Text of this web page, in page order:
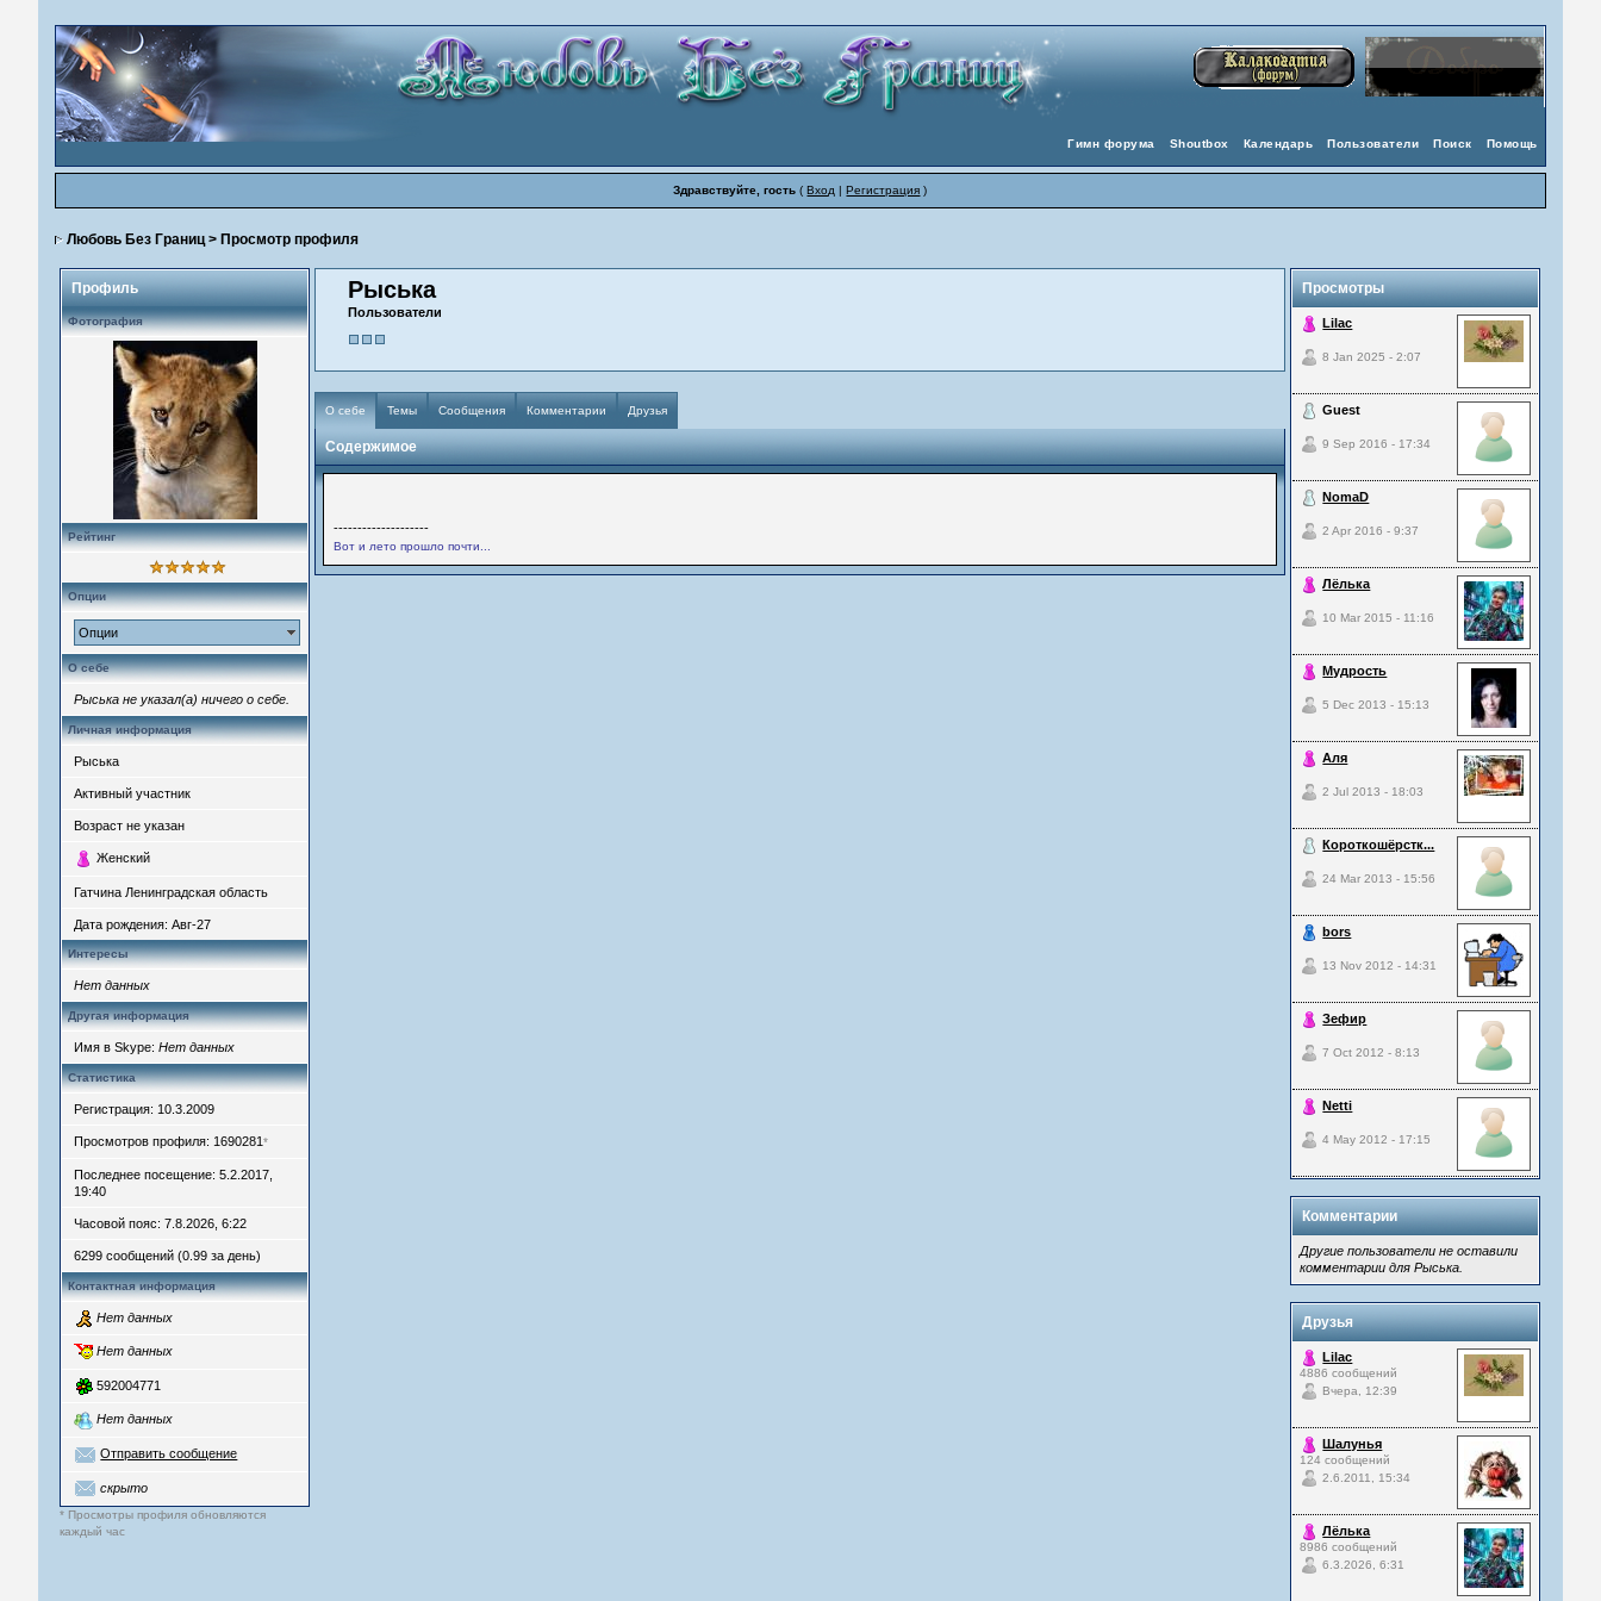
Помощь
Поиск
Пользователи
Календарь
Shoutbox
Гимн форума
Здравствуйте, гость (Вход |Регистрация )
Любовь Без Границ> Просмотр профиля
Профиль
Фотография
Рейтинг
Опции
Опции
О себе
Рыська не указал(а) ничего о себе.
Личная информация
Рыська
Активный участник
Возраст не указан
Женский
Гатчина Ленинградская область
Дата рождения: Авг-27
Интересы
Нет данных
Другая информация
Имя в Skype:Нет данных
Статистика
Регистрация: 10.3.2009
Просмотров профиля: 1690281*
Последнее посещение: 5.2.2017,
19:40
Часовой пояс: 7.8.2026, 6:22
6299 сообщений (0.99 за день)
Контактная информация
Нет данных
Нет данных
592004771
Нет данных
Отправить сообщение
скрыто
* Просмотры профиля обновляются
каждый час
Рыська
Пользователи
О себе Темы Сообщения Комментарии Друзья
Содержимое
--------------------
Вот и лето прошло почти...
Просмотры
Lilac
8 Jan 2025 - 2:07
Guest
9 Sep 2016 - 17:34
NomaD
2 Apr 2016 - 9:37
Лёлька
10 Mar 2015 - 11:16
Мудрость
5 Dec 2013 - 15:13
Аля
2 Jul 2013 - 18:03
Короткошёрстк...
24 Mar 2013 - 15:56
bors
13 Nov 2012 - 14:31
Зефир
7 Oct 2012 - 8:13
Netti
4 May 2012 - 17:15
Комментарии
Другие пользователи не оставили
комментарии для Рыська.
Друзья
Lilac
4886 сообщений
Вчера, 12:39
Шалунья
124 сообщений
2.6.2011, 15:34
Лёлька
8986 сообщений
6.3.2026, 6:31